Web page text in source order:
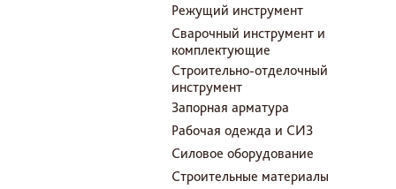
Режущий инструмент
Сварочный инструмент и
комплектующие
Строительно-отделочный
инструмент
Запорная арматура
Рабочая одежда и СИЗ
Силовое оборудование
Строительные материалы